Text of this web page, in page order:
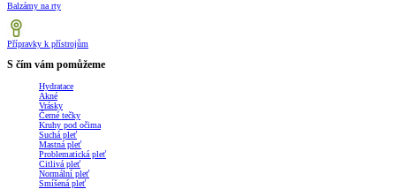
Balzámy na rty
Přípravky k přístrojům
S čím vám pomůžeme
Hydratace
Akné
Vrásky
Černé tečky
Kruhy pod očima
Suchá pleť
Mastná pleť
Problematická pleť
Citlivá pleť
Normální pleť
Smíšená pleť